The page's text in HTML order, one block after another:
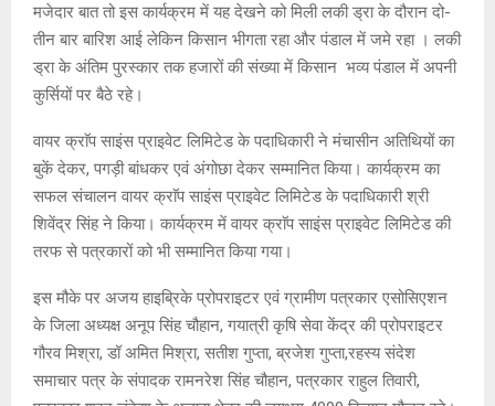
मजेदार बात तो इस कार्यक्रम में यह देखने को मिली लकी ड्रा के दौरान दो-
तीन बार बारिश आई लेकिन किसान भीगता रहा और पंडाल में जमे रहा । लकी
ड्रा के अंतिम पुरस्कार तक हजारों की संख्या में किसान भव्य पंडाल में अपनी
कुर्सियों पर बैठे रहे।
वायर क्राॅप साइंस प्राइवेट लिमिटेड के पदाधिकारी ने मंचासीन अतिथियों का
बुकें देकर, पगड़ी बांधकर एवं अंगोछा देकर सम्मानित किया। कार्यक्रम का
सफल संचालन वायर क्राॅप साइंस प्राइवेट लिमिटेड के पदाधिकारी श्री
शिवेंद्र सिंह ने किया। कार्यक्रम में वायर क्राॅप साइंस प्राइवेट लिमिटेड की
तरफ से पत्रकारों को भी सम्मानित किया गया।
इस मौके पर अजय हाइब्रिके प्रोपराइटर एवं ग्रामीण पत्रकार एसोसिएशन
के जिला अध्यक्ष अनूप सिंह चौहान, गयात्री कृषि सेवा केंद्र की प्रोपराइटर
गौरव मिश्रा, डॉ अमित मिश्रा, सतीश गुप्ता, ब्रजेश गुप्ता,रहस्य संदेश
समाचार पत्र के संपादक रामनरेश सिंह चौहान, पत्रकार राहुल तिवारी,